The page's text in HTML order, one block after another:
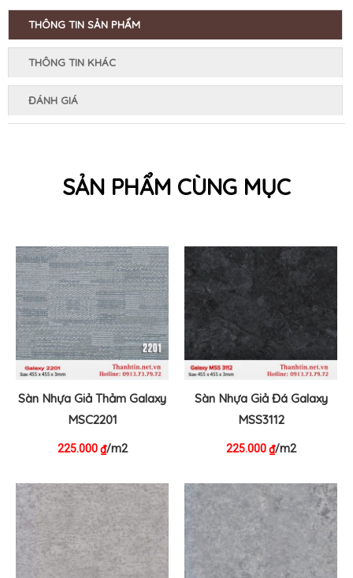
THÔNG TIN SẢN PHẨM
THÔNG TIN KHÁC
ĐÁNH GIÁ
SẢN PHẨM CÙNG MỤC
Sàn Nhựa Giả Thảm Galaxy
MSC2201
225.000₫/m2
Sàn Nhựa Giả Đá Galaxy
MSS3112
225.000₫/m2